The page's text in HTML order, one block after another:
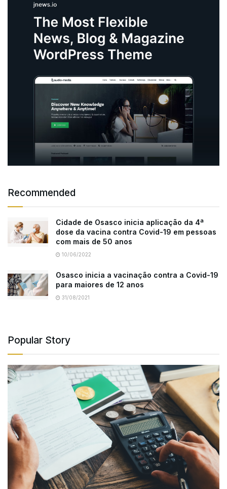
Recommended
Cidade de Osasco inicia aplicação da 4ª
dose da vacina contra Covid-19 em pessoas
com mais de 50 anos
10/06/2022
Osasco inicia a vacinação contra a Covid-19
para maiores de 12 anos
31/08/2021
Popular Story